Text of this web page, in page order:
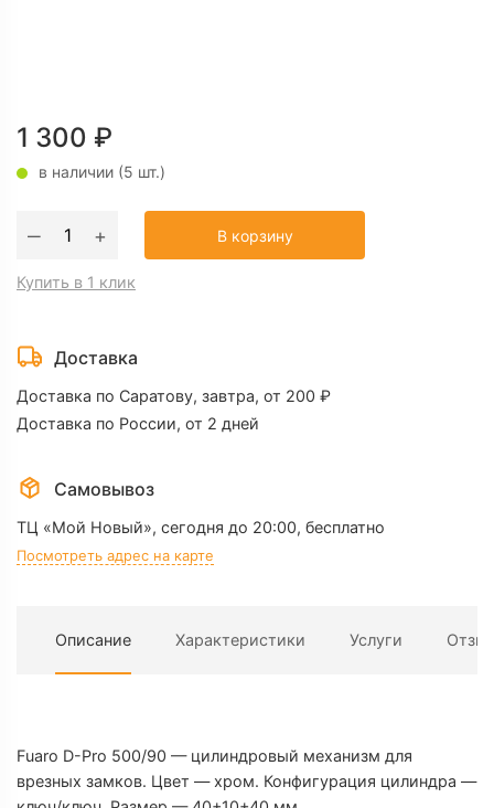
1 300 ₽
в наличии (5 шт.)
‒
Количество
Цилиндровый
D-
500/90
40+10+40
+ В корзину
Купить в 1 клик
Доставка
Доставка по Саратову, завтра, от 200 ₽
Доставка по России, от 2 дней
Самовывоз
ТЦ «Мой Новый», сегодня до 20:00, бесплатно
Посмотреть адрес на карте
Описание Характеристики Услуги
Fuaro D-Pro 500/90 — цилиндровый механизм для
врезных замков. Цвет — хром. Конфигурация цилиндра —